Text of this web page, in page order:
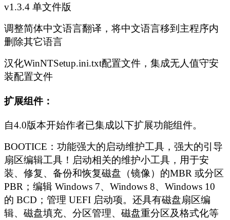
v1.3.4 单文件版
调整简体中文语言翻译，将中文语言移到主程序内
删除其它语言
汉化WinNTSetup.ini.txt配置文件，集成无人值守安
装配置文件
扩展组件：
自4.0版本开始作者已集成以下扩展功能组件。
BOOTICE：功能强大的启动维护工具，强大的引导
扇区编辑工具！启动相关的维护小工具，用于安
装、修复、备份和恢复磁盘（镜像）的MBR 或分区
PBR；编辑 Windows 7、Windows 8、Windows 10
的 BCD；管理 UEFI 启动项。还具有磁盘扇区编
辑、磁盘填充、分区管理、磁盘重分区及格式化等